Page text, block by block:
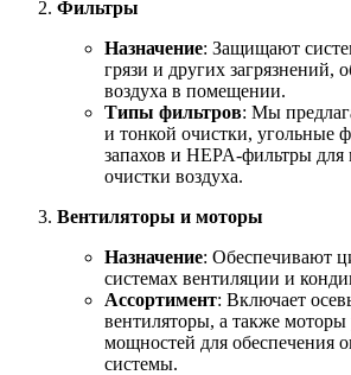
Фильтры
Назначение: Защищают
грязи и других загрязнений,
воздуха в помещении.
Типы фильтров: Мы
и тонкой очистки, угольные
запахов и HEPA-фильтры для
очистки воздуха.
Вентиляторы и моторы
Назначение: Обеспечивают
системах вентиляции и
Ассортимент: Включает
вентиляторы, а также
мощностей для обеспечения
системы.